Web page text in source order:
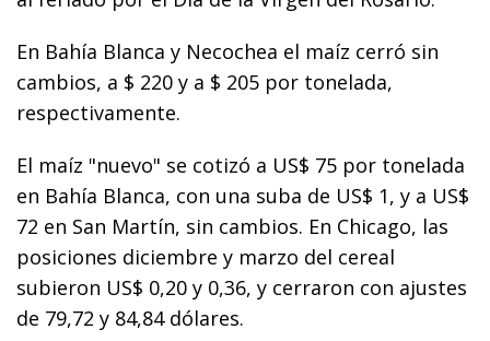
En Bahía Blanca y Necochea el maíz cerró sin
cambios, a $ 220 y a $ 205 por tonelada,
respectivamente.
El maíz "nuevo" se cotizó a US$ 75 por tonelada
en Bahía Blanca, con una suba de US$ 1, y a US$
72 en San Martín, sin cambios. En Chicago, las
posiciones diciembre y marzo del cereal
subieron US$ 0,20 y 0,36, y cerraron con ajustes
de 79,72 y 84,84 dólares.